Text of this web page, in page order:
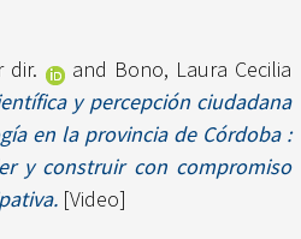
dir.
and Bono, Laura Cecilia
y percepción ciudadana
en la provincia de Córdoba :
y construir con compromiso
[Video]